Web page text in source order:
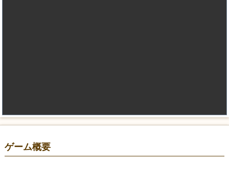
ゲーム概要